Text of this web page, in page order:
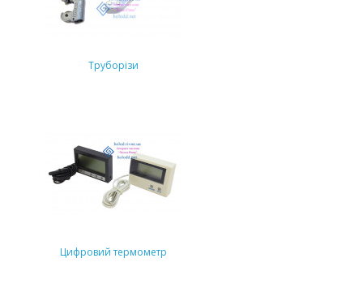
Труборізи
Цифровий термометр